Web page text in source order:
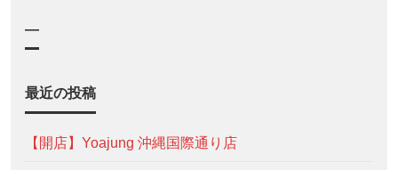
—
最近の投稿
【開店】Yoajung 沖縄国際通り店